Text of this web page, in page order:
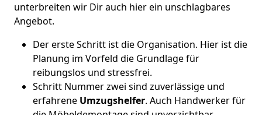
unterbreiten wir Dir auch hier ein unschlagbares
Angebot.
Der erste Schritt ist die Organisation. Hier ist die
Planung im Vorfeld die Grundlage für
reibungslos und stressfrei.
Schritt Nummer zwei sind zuverlässige und
erfahrene Umzugshelfer. Auch Handwerker für